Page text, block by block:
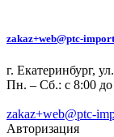
zakaz+web@ptc-
г. Екатеринбург,
Пн. – Сб.: с 8:00 до
zakaz+web@ptc-
Авторизация